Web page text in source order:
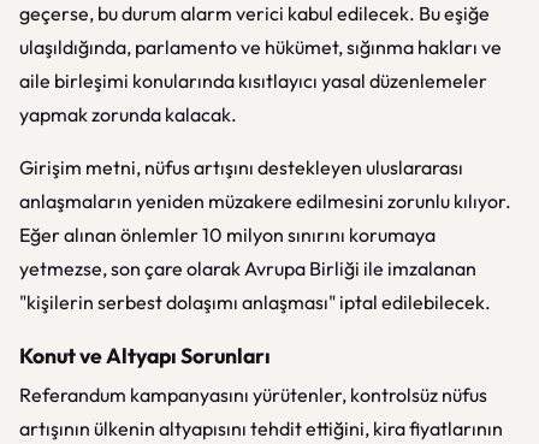
geçerse, bu durum alarm verici kabul edilecek. Bu eşiğe
ulaşıldığında, parlamento ve hükümet, sığınma hakları ve
aile birleşimi konularında kısıtlayıcı yasal düzenlemeler
yapmak zorunda kalacak.
Girişim metni, nüfus artışını destekleyen uluslararası
anlaşmaların yeniden müzakere edilmesini zorunlu kılıyor.
Eğer alınan önlemler 10 milyon sınırını korumaya
yetmezse, son çare olarak Avrupa Birliği ile imzalanan
"kişilerin serbest dolaşımı anlaşması" iptal edilebilecek.
Konut ve Altyapı Sorunları
Referandum kampanyasını yürütenler, kontrolsüz nüfus
artışının ülkenin altyapısını tehdit ettiğini, kira fiyatlarının